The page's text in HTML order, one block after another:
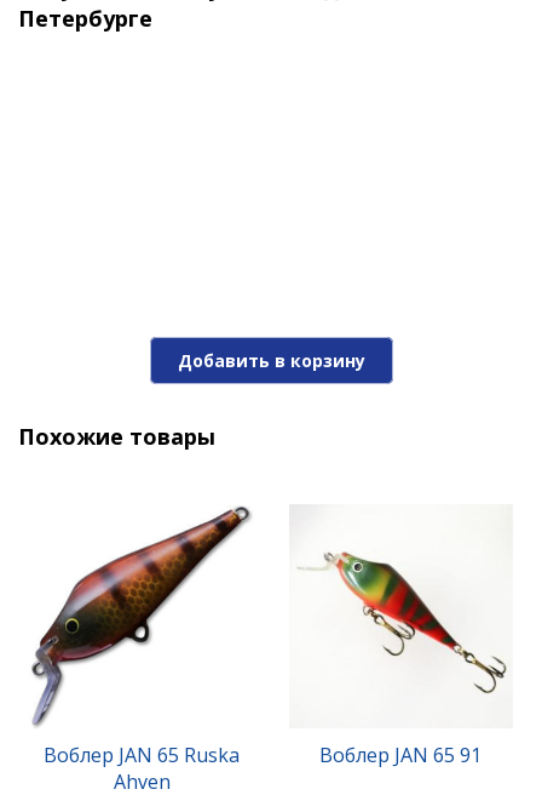
Петербурге
Добавить в корзину
Похожие товары
Воблер JAN 65 Ruska
Ahven
Воблер JAN 65 91